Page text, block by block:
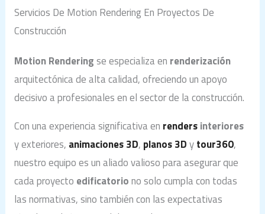
Servicios De Motion Rendering En Proyectos De
Construcción
Motion Renderingse especializa en renderización
arquitectónica de alta calidad, ofreciendo un apoyo
decisivo a profesionales en el sector de la construcción.
Con una experiencia significativa en rendersinteriores
y exteriores, animaciones 3D, planos 3Dytour360,
nuestro equipo es un aliado valioso para asegurar que
cada proyecto edificatoriono solo cumpla con todas
las normativas, sino también con las expectativas